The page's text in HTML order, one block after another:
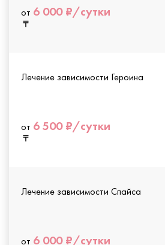
от 6 000 ₽/сутки
Лечение зависимости Героина
от 6 500 ₽/сутки
Лечение зависимости Спайса
от 6 000 ₽/сутки